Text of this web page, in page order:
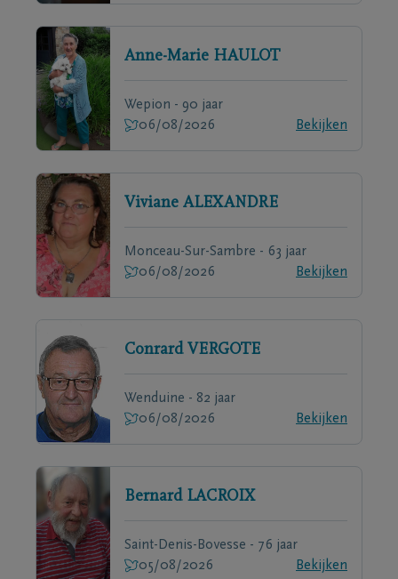
Anne-Marie HAULOT
Wepion - 90 jaar
06/08/2026
Bekijken
Viviane ALEXANDRE
Monceau-Sur-Sambre - 63 jaar
06/08/2026
Bekijken
Conrard VERGOTE
Wenduine - 82 jaar
06/08/2026
Bekijken
Bernard LACROIX
Saint-Denis-Bovesse - 76 jaar
05/08/2026
Bekijken